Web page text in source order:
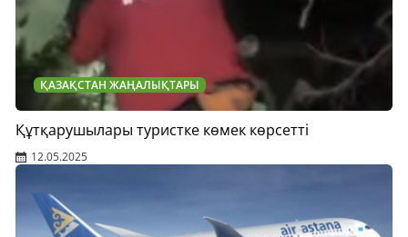
ҚАЗАҚСТАН ЖАҢАЛЫҚТАРЫ
Құтқарушылары туристке көмек көрсетті
12.05.2025